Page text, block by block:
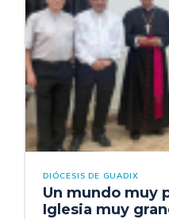
DIÓCESIS DE GUADIX
Un mundo muy
Iglesia muy